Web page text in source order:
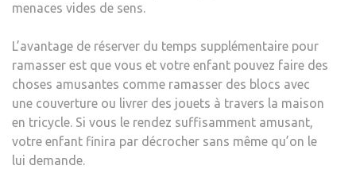
menaces vides de sens.
L’avantage de réserver du temps supplémentaire pour
ramasser est que vous et votre enfant pouvez faire des
choses amusantes comme ramasser des blocs avec
une couverture ou livrer des jouets à travers la maison
en tricycle. Si vous le rendez suffisamment amusant,
votre enfant finira par décrocher sans même qu’on le
lui demande.